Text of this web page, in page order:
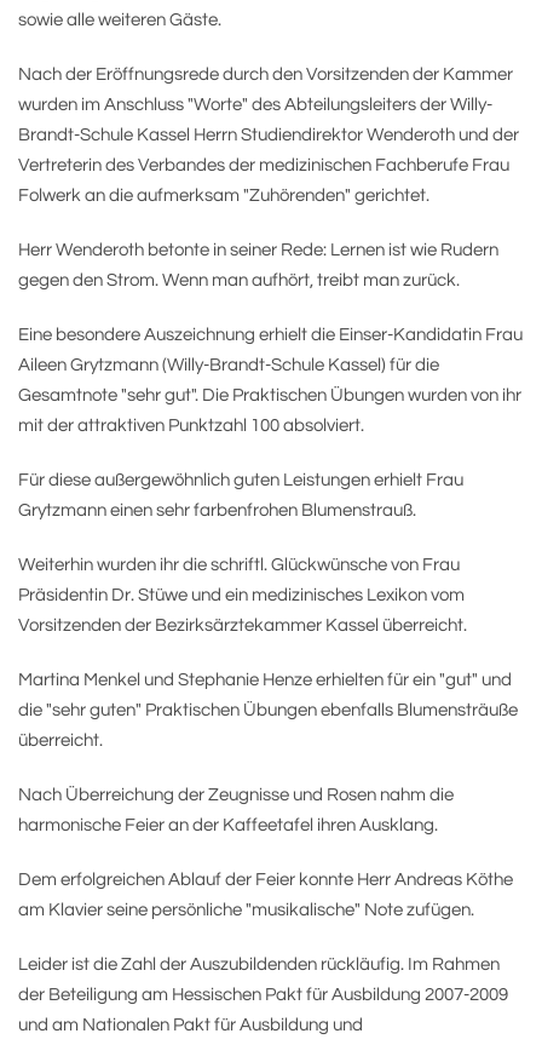
sowie alle weiteren Gäste.
Nach der Eröffnungsrede durch den Vorsitzenden der Kammer
wurden im Anschluss "Worte" des Abteilungsleiters der Willy-
Brandt-Schule Kassel Herrn Studiendirektor Wenderoth und der
Vertreterin des Verbandes der medizinischen Fachberufe Frau
Folwerk an die aufmerksam "Zuhörenden" gerichtet.
Herr Wenderoth betonte in seiner Rede: Lernen ist wie Rudern
gegen den Strom. Wenn man aufhört, treibt man zurück.
Eine besondere Auszeichnung erhielt die Einser-Kandidatin Frau
Aileen Grytzmann (Willy-Brandt-Schule Kassel) für die
Gesamtnote "sehr gut". Die Praktischen Übungen wurden von ihr
mit der attraktiven Punktzahl 100 absolviert.
Für diese außergewöhnlich guten Leistungen erhielt Frau
Grytzmann einen sehr farbenfrohen Blumenstrauß.
Weiterhin wurden ihr die schriftl. Glückwünsche von Frau
Präsidentin Dr. Stüwe und ein medizinisches Lexikon vom
Vorsitzenden der Bezirksärztekammer Kassel überreicht.
Martina Menkel und Stephanie Henze erhielten für ein "gut" und
die "sehr guten" Praktischen Übungen ebenfalls Blumensträuße
überreicht.
Nach Überreichung der Zeugnisse und Rosen nahm die
harmonische Feier an der Kaffeetafel ihren Ausklang.
Dem erfolgreichen Ablauf der Feier konnte Herr Andreas Köthe
am Klavier seine persönliche "musikalische" Note zufügen.
Leider ist die Zahl der Auszubildenden rückläufig. Im Rahmen
der Beteiligung am Hessischen Pakt für Ausbildung 2007-2009
und am Nationalen Pakt für Ausbildung und